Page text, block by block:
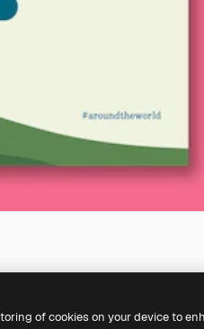
of cookies on your device to